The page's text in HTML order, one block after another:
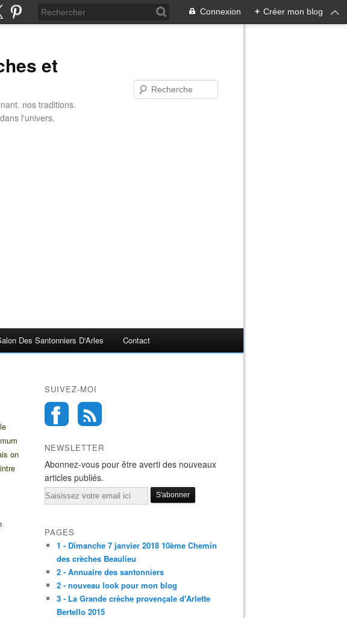
Connexion + Créer mon blog
et
nos traditions.
l'univers.
Des Santonniers D'Arles Contact
on
SUIVEZ-MOI
NEWSLETTER
Abonnez-vous pour être averti des nouveaux
articles publiés.
Email
PAGES
1 - Dimanche 7 janvier 2018 10ème Chemin
des crèches Beaulieu
2 - Annuaire des santonniers
2 - nouveau look pour mon blog
3 - La Grande crèche provençale d'Arlette
Bertello 2015